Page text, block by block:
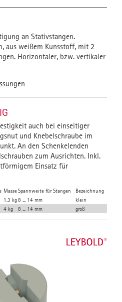
an Stativstangen.
aus weißem Kunsstoff, mit 2
Horizontaler, bzw. vertikaler
auch bei einseitiger
und Knebelschraube im
An den Schenkelenden
zum Ausrichten. Inkl.
Einsatz für
MasseSpannweite für Stangen
Bezeichnung
1.3 kg8 ... 14 mm
klein
4 kg 8 ... 14 mm groß